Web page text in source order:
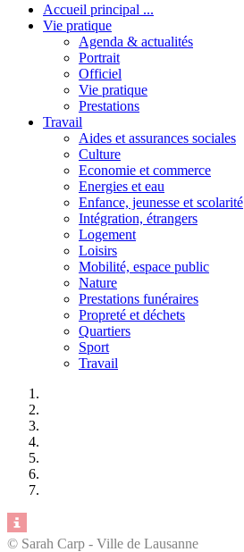
Accueil principal ...
Vie pratique
Agenda & actualités
Portrait
Officiel
Vie pratique
Prestations
Travail
Aides et assurances sociales
Culture
Economie et commerce
Energies et eau
Enfance, jeunesse et scolarité
Intégration, étrangers
Logement
Loisirs
Mobilité, espace public
Nature
Prestations funéraires
Propreté et déchets
Quartiers
Sport
Travail
© Sarah Carp - Ville de Lausanne